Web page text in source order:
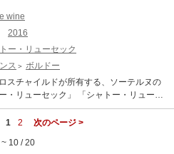
on June 2023 ワインレポー
ッションフルーツ、マンダリン・オレン
ル、ハーモニアスでエレガント、透明感
。フレッシュ感と濃密度のバランスがと
のかな潮の飛沫、ジンジャーブレッド、
、果てしないフィニッシュ。セミヨン7
ニヨン・ブラン25%。残糖は135g/L。9月
しめるアプローチャブルなヴィンテー
と両者を比較して、2020の親しみやす
ヴィニヨン・ブラン9%、ミュスカデル
度数：14% 味わい：白ワイン 貴腐ワイン
Date 1st Oct 2020 Source End of Septe
Wine Advocate Pale lemon-gold in colo
flaunts a delicately scented nose of
lemon curd, lime leaves and clover hone
white truffles and nutmeg. The pa
savory accents, framed by refreshing aci
、味わいが複雑に変化している可能性が
らは古酒の特徴です。 熟成されたワイン
上でのご購入をお願い致します。
がら、価格はディケムの半分以下と非常
まさにソーテルヌの狙い目シャトーと言
ァルグ」は、か
ーナーであるリュール・サリュース家に
以上もの長いあいだに渡って所有され続
期には何度も畑に行き、貴腐菌によって
うにエキスが凝縮した粒のみをピンセッ
ムに通ずるスタイルです。 唯一ディケム
は長熟性。ディケムの熟成のポテンシャ
wine
2016
ー・リューセック
ス
ボルドー
スチャイルドが所有する、ソーテルヌの
ック」 「シャトー・リューセ
テルヌ地区「最大」かつ「最良」のシャ
て同地区の一角をなす、グラン・クリュ
ャトーは、ソーテルヌ地区のソーテルヌ
1 2
次のページ >
~ 10 / 20